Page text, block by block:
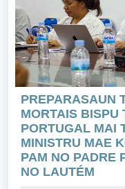
PREPARASAUN
MORTAIS BISPU
PORTUGAL MAI
MINISTRU MAE
PAM NO PADRE
NO LAUTÉM